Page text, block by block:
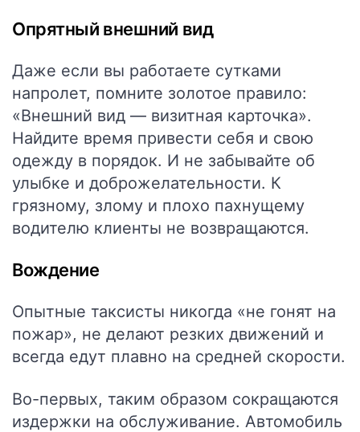
Опрятный внешний вид
Даже если вы работаете сутками
напролет, помните золотое правило:
«Внешний вид — визитная карточка».
Найдите время привести себя и свою
одежду в порядок. И не забывайте об
улыбке и доброжелательности. К
грязному, злому и плохо пахнущему
водителю клиенты не возвращаются.
Вождение
Опытные таксисты никогда «не гонят на
пожар», не делают резких движений и
всегда едут плавно на средней скорости.
Во-первых, таким образом сокращаются
издержки на обслуживание. Автомобиль